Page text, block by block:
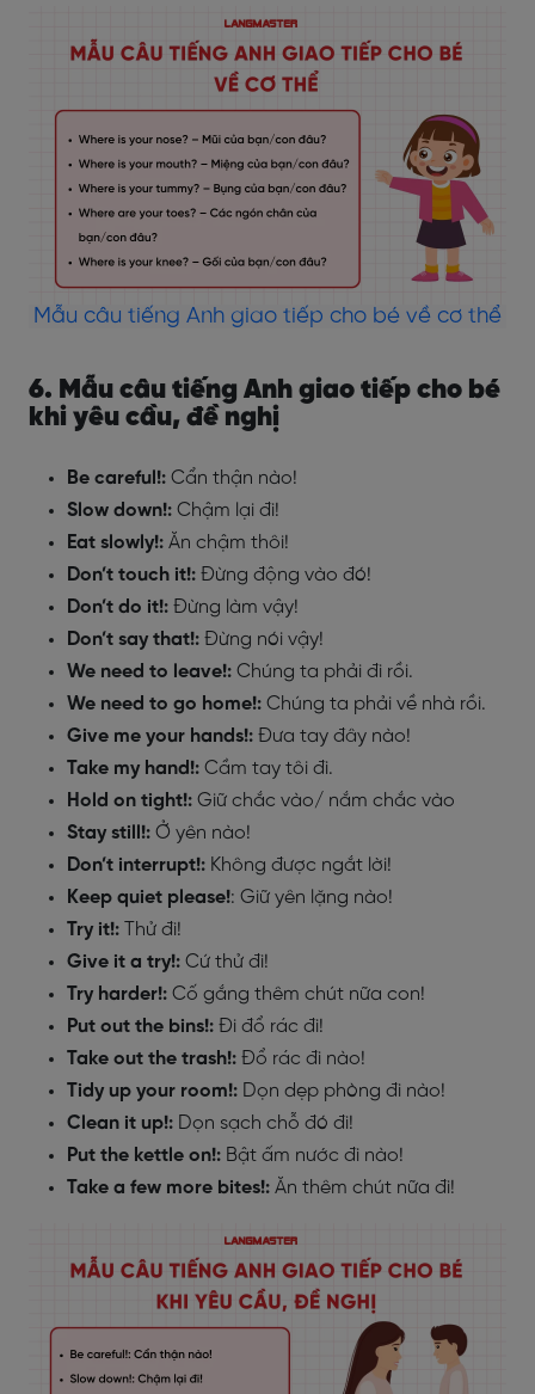
Mẫu câu tiếng Anh giao tiếp cho bé về cơ thể
6. Mẫu câu tiếng Anh giao tiếp cho bé
khi yêu cầu, đề nghị
Be careful!: Cẩn thận nào!
Slow down!: Chậm lại đi!
Eat slowly!: Ăn chậm thôi!
Don’t touch it!: Đừng động vào đó!
Don’t do it!: Đừng làm vậy!
Don’t say that!: Đừng nói vậy!
We need to leave!: Chúng ta phải đi rồi.
We need to go home!: Chúng ta phải về nhà rồi.
Give me your hands!: Đưa tay đây nào!
Take my hand!: Cầm tay tôi đi.
Hold on tight!: Giữ chắc vào/ nắm chắc vào
Stay still!: Ở yên nào!
Don’t interrupt!: Không được ngắt lời!
Keep quiet please!: Giữ yên lặng nào!
Try it!: Thử đi!
Give it a try!: Cứ thử đi!
Try harder!: Cố gắng thêm chút nữa con!
Put out the bins!: Đi đổ rác đi!
Take out the trash!: Đổ rác đi nào!
Tidy up your room!: Dọn dẹp phòng đi nào!
Clean it up!: Dọn sạch chỗ đó đi!
Put the kettle on!: Bật ấm nước đi nào!
Take a few more bites!: Ăn thêm chút nữa đi!